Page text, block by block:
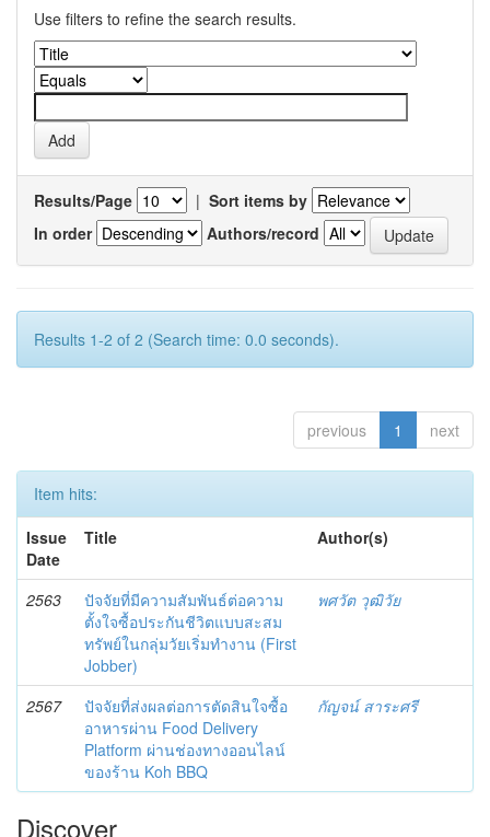
Use filters to refine the search results.
Results/Page | Sort items by
In order
Authors/record
Results 1-2 of 2 (Search time: 0.0 seconds).
previous 1 next
Item hits:
Issue
Date
Title Author(s)
2563
ปัจจัยที่มีความสัมพันธ์ต่อความ
ตั้งใจซื้อประกันชีวิตแบบสะสม
ทรัพย์ในกลุ่มวัยเริ่มทำงาน (First
Jobber)
พศวัต วุฒิวัย
2567
ปัจจัยที่ส่งผลต่อการตัดสินใจซื้อ
อาหารผ่าน Food Delivery
Platform ผ่านช่องทางออนไลน์
ของร้าน Koh BBQ
กัญจน์ สาระศรี
Discover